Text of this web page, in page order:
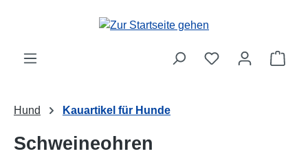
Zum Hauptinhalt springen
Hund Kauartikel für Hunde
Schweineohren